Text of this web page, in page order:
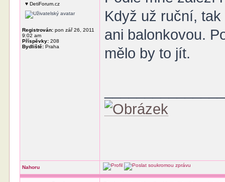
♥ DetiForum.cz
Registrován: pon zář 26, 2011
9:02 am
Příspěvky: 208
Bydliště: Praha
Když už ruční,
ani balonkovou.
mělo by to jít.
Nahoru